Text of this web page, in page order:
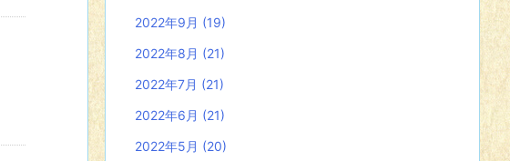
2022年9月 (19)
2022年8月 (21)
2022年7月 (21)
2022年6月 (21)
2022年5月 (20)